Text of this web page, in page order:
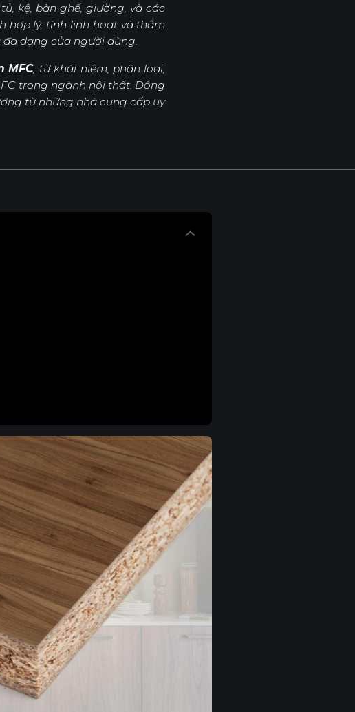
kệ, bàn ghế, giường, và các
hợp lý, tính linh hoạt và thẩm
đa dạng của người dùng.
MFC, từ khái niệm, phân loại,
trong ngành nội thất. Đồng
từ những nhà cung cấp uy